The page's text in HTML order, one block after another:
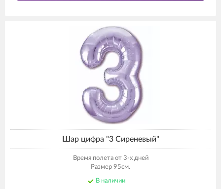
Шар цифра "3 Сиреневый"
Время полета от 3-х дней
Размер 95см.
В наличии